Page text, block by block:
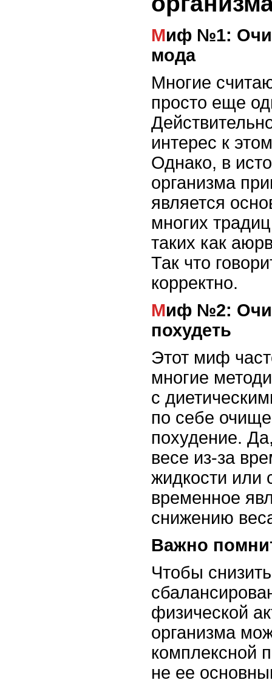
Миф №1: Очищение организма – это просто
мода
Многие
просто еще
интерес к
Однако, в
организма
является
многих
таких как
Так что
корректно.
Миф №2: Очищение организма помогает
похудеть
Этот миф
многие
с
по себе
похудение.
весе из-за
жидкости или
временное
снижению
Важно
Чтобы
физической
организма
комплексной
не ее